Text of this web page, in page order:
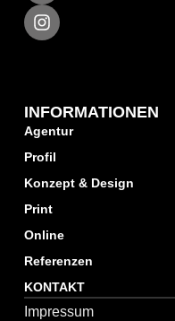
INFORMATIONEN
Agentur
Profil
Konzept & Design
Print
Online
Referenzen
KONTAKT
Impressum